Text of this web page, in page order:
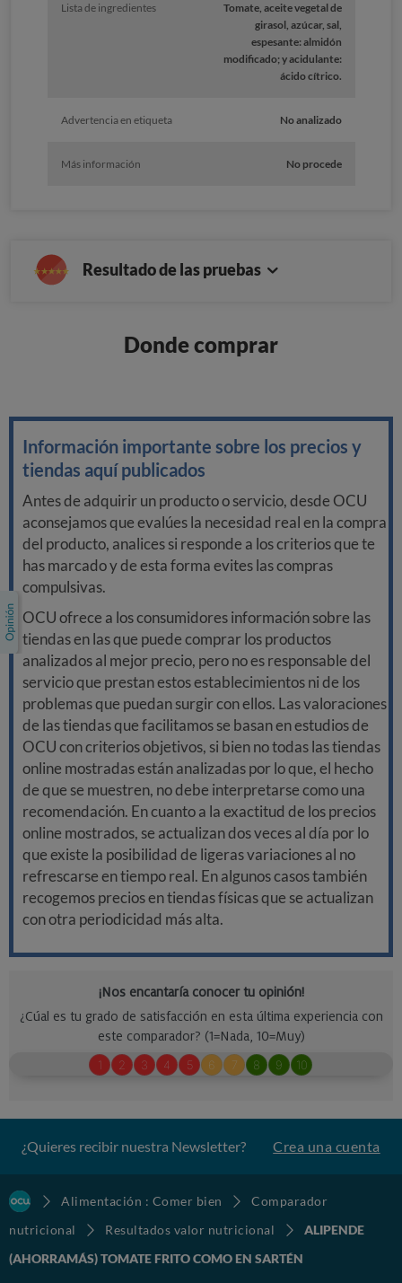
Lista de ingredientes
Tomate, aceite vegetal de
girasol, azúcar, sal,
espesante: almidón
modificado; y acidulante:
ácido cítrico.
Advertencia en etiqueta No analizado
Más información No procede
Resultado de las pruebas
Donde comprar
Información importante sobre los precios y
tiendas aquí publicados
Antes de adquirir un producto o servicio, desde OCU
aconsejamos que evalúes la necesidad real en la compra
del producto, analices si responde a los criterios que te
has marcado y de esta forma evites las compras
compulsivas.
OCU ofrece a los consumidores información sobre las
tiendas en las que puede comprar los productos
analizados al mejor precio, pero no es responsable del
servicio que prestan estos establecimientos ni de los
problemas que puedan surgir con ellos. Las valoraciones
de las tiendas que facilitamos se basan en estudios de
OCU con criterios objetivos, si bien no todas las tiendas
online mostradas están analizadas por lo que, el hecho
de que se muestren, no debe interpretarse como una
recomendación. En cuanto a la exactitud de los precios
online mostrados, se actualizan dos veces al día por lo
que existe la posibilidad de ligeras variaciones al no
refrescarse en tiempo real. En algunos casos también
recogemos precios en tiendas físicas que se actualizan
con otra periodicidad más alta.
¿Quieres recibir nuestra Newsletter? Crea una cuenta
Alimentación : Comer bien
Comparador
nutricional
Resultados valor nutricional
ALIPENDE
(AHORRAMÁS) TOMATE FRITO COMO EN SARTÉN